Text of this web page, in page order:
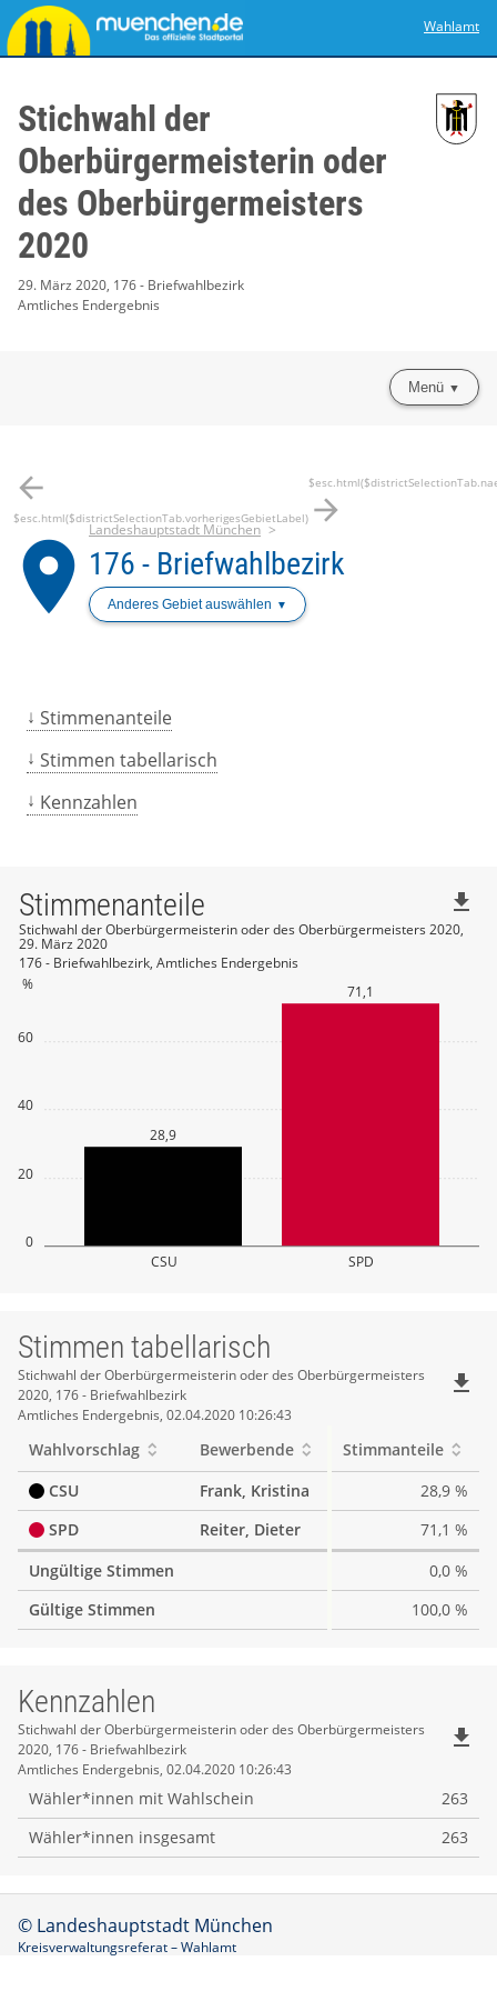
Wahlamt
Stichwahl der
Oberbürgermeisterin oder
des Oberbürgermeisters
2020
29. März 2020, 176 - Briefwahlbezirk
Amtliches Endergebnis
Menü
arrow_back
$esc.html($districtSelectionTab.vorherigesGebietLabel) arrow_forward
place
Landeshauptstadt München
176 - Briefwahlbezirk
Anderes Gebiet auswählen
Stimmenanteile
Stimmen tabellarisch
Kennzahlen
0
20
40
60
%
CSU SPD
28,9
71,1
Stimmenanteile
Stichwahl der Oberbürgermeisterin oder des Oberbürgermeisters 2020,
29. März 2020
176 - Briefwahlbezirk, Amtliches Endergebnis
file_download
Stimmen tabellarisch
Stimmen
tabellarisch
Stichwahl der Oberbürgermeisterin oder des Oberbürgermeisters
2020, 176 - Briefwahlbezirk
Amtliches Endergebnis, 02.04.2020 10:26:43
file_download
Wahlvorschlag Bewerbende
Stimmanteile
CSU
Frank, Kristina
28,9 %
SPD
Reiter, Dieter
71,1 %
Ungültige Stimmen
0,0 %
Gültige Stimmen
100,0 %
Kennzahlen
Kennzahlen
Stichwahl der Oberbürgermeisterin oder des Oberbürgermeisters
2020, 176 - Briefwahlbezirk
Amtliches Endergebnis, 02.04.2020 10:26:43
file_download
Wähler*innen mit Wahlschein
263
Wähler*innen insgesamt
263
© Landeshauptstadt München
Kreisverwaltungsreferat – Wahlamt